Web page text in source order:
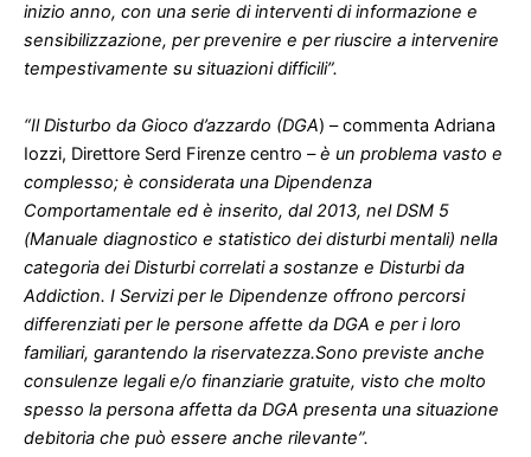
inizio anno, con una serie di interventi di informazione e
sensibilizzazione, per prevenire e per riuscire a intervenire
tempestivamente su situazioni difficili”.
“Il Disturbo da Gioco d’azzardo (DGA) – commenta Adriana
Iozzi, Direttore Serd Firenze centro – è un problema vasto e
complesso; è considerata una Dipendenza
Comportamentale ed è inserito, dal 2013, nel DSM 5
(Manuale diagnostico e statistico dei disturbi mentali) nella
categoria dei Disturbi correlati a sostanze e Disturbi da
Addiction. I Servizi per le Dipendenze offrono percorsi
differenziati per le persone affette da DGA e per i loro
familiari, garantendo la riservatezza.Sono previste anche
consulenze legali e/o finanziarie gratuite, visto che molto
spesso la persona affetta da DGA presenta una situazione
debitoria che può essere anche rilevante”.